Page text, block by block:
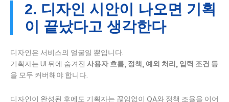
2. 디자인 시안이 나오면 기획
이 끝났다고 생각한다
디자인은 서비스의 얼굴일 뿐입니다.
기획자는 UI 뒤에 숨겨진 사용자 흐름, 정책, 예외 처리, 입력 조건 등
을 모두 커버해야 합니다.
디자인이 완성된 후에도 기획자는 끊임없이 QA와 정책 조율을 이어